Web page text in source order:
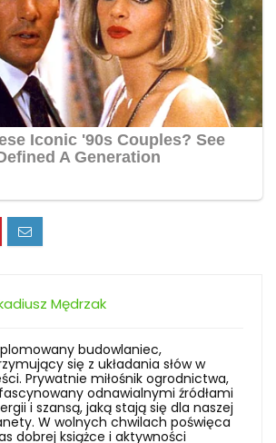
Mędrzak
budowlaniec,
się z układania słów w
Prywatnie miłośnik ogrodnictwa,
odnawialnymi źródłami
i szansą, jaką stają się dla naszej
W wolnych chwilach poświęca
dobrej książce i aktywności